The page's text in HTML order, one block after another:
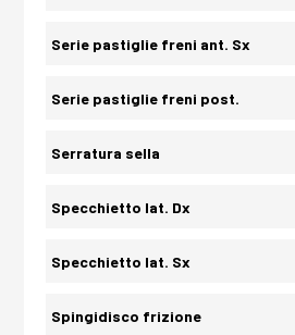
Serie pastiglie freni ant. Sx
Serie pastiglie freni post.
Serratura sella
Specchietto lat. Dx
Specchietto lat. Sx
Spingidisco frizione